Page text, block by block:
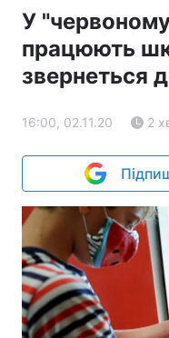
У
працюють
звернеться
16:00, 02.11.20 2